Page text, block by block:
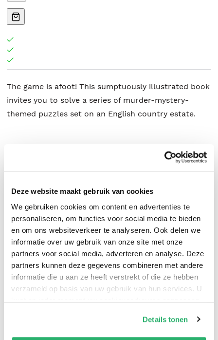
Deze website maakt gebruik van cookies
We gebruiken cookies om content en advertenties te
personaliseren, om functies voor social media te bieden
en om ons websiteverkeer te analyseren. Ook delen we
informatie over uw gebruik van onze site met onze
partners voor social media, adverteren en analyse. Deze
partners kunnen deze gegevens combineren met andere
informatie die u aan ze heeft verstrekt of die ze hebben
verzameld op basis van uw gebruik van hun services. U
kunt op ieder moment uw cookievoorkeuren aanpassen
We werken samen met42 derdendie uw gegevens
Details tonen
The game is afoot! This sumptuously illustrated book
invites you to solve a series of murder-mystery-
themed puzzles set on an English country estate.
0 |0